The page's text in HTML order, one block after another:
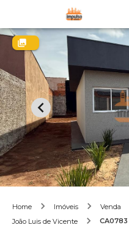
Home Imóveis Venda
João Luis de Vicente
CA0783